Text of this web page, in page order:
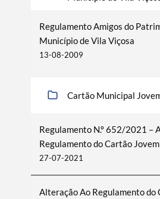
Regulamento Amigos do
Município de Vila Viçosa
13-08-2009
Cartão Municipal
Regulamento N.º 652/2021 –
Regulamento do Cartão
27-07-2021
Alteração Ao Regulamento do